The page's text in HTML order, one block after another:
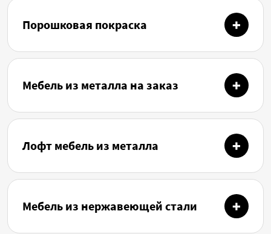
Порошковая покраска
Мебель из металла на заказ
Лофт мебель из металла
Мебель из нержавеющей стали